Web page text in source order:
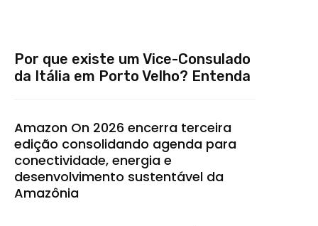
Por que existe um Vice-Consulado
da Itália em Porto Velho? Entenda
Amazon On 2026 encerra terceira
edição consolidando agenda para
conectividade, energia e
desenvolvimento sustentável da
Amazônia